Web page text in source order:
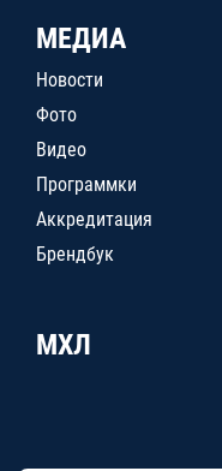
МЕДИА
Новости
Фото
Видео
Программки
Аккредитация
Брендбук
МХЛ